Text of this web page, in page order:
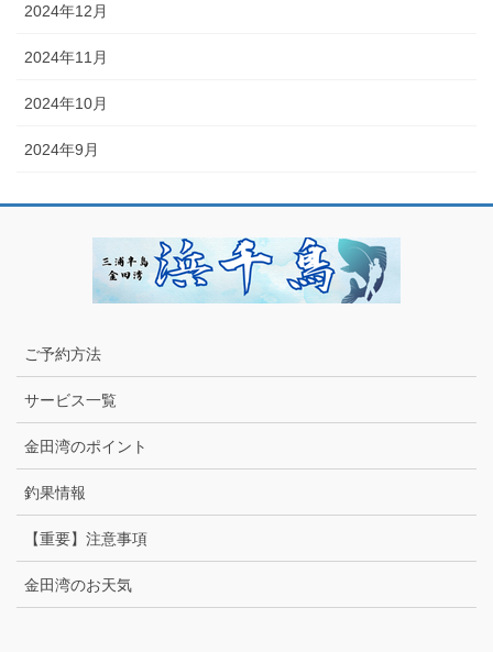
2024年12月
2024年11月
2024年10月
2024年9月
ご予約方法
サービス一覧
金田湾のポイント
釣果情報
【重要】注意事項
金田湾のお天気